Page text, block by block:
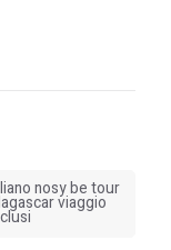
nosy be tour
viaggio